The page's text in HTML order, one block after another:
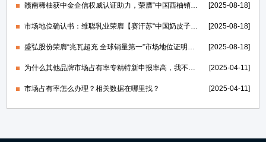
赣南稀柚获中金企信权威认证助力，荣膺“中国西柚销量第一”证明 [2025-08-18]
市场地位确认书：维聪乳业荣膺【赛汗苏“中国奶皮子老酸奶开创者”】 [2025-08-18]
盛弘股份荣膺“兆瓦超充 全球销量第一”市场地位证明，打造世界一流的电力能源科技创新IP [2025-08-18]
为什么其他品牌市场占有率专精特新申报率高，我不行？ [2025-04-11]
市场占有率怎么办理？相关数据在哪里找？ [2025-04-11]